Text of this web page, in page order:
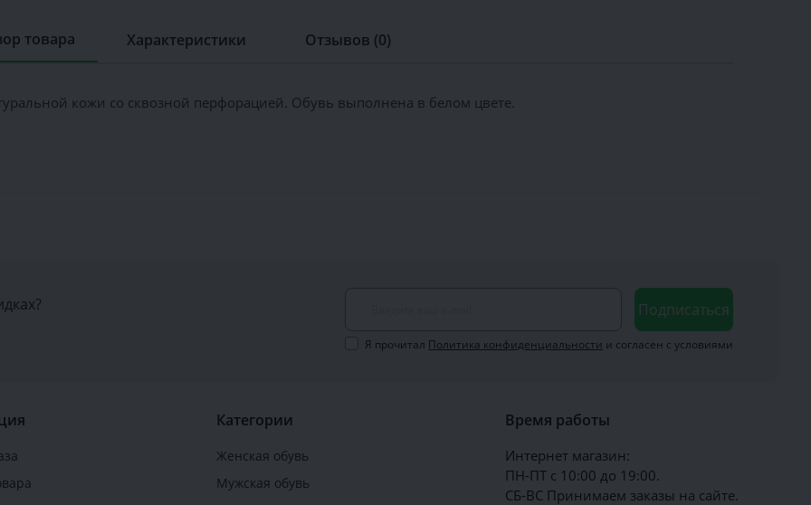
товара Характеристики Отзывов (0)
кожи со сквозной перфорацией. Обувь выполнена в белом цвете.
Подписаться
Я прочитал Политика конфиденциальности и согласен с условиями
Категории
Женская обувь
Мужская обувь
Время работы
Интернет магазин:
ПН-ПТ с 10:00 до 19:00.
СБ-ВС Принимаем заказы на сайте.